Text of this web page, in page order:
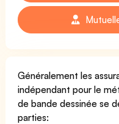
Généralement les
indépendant pour le
de bande dessinée se
parties: